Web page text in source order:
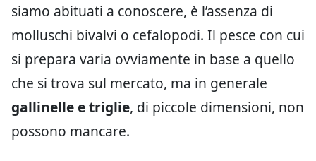
siamo abituati a conoscere, è l’assenza di
molluschi bivalvi o cefalopodi. Il pesce con cui
si prepara varia ovviamente in base a quello
che si trova sul mercato, ma in generale
gallinelle e triglie, di piccole dimensioni, non
possono mancare.